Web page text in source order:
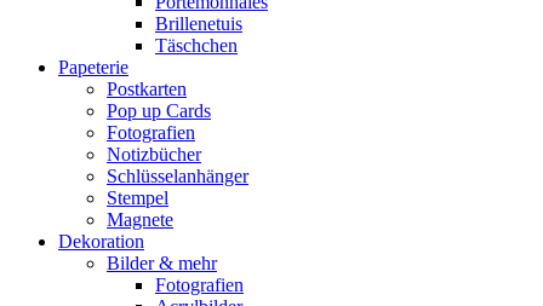
Brillenetuis
Täschchen
Papeterie
Postkarten
Pop up Cards
Fotografien
Notizbücher
Schlüsselanhänger
Stempel
Magnete
Dekoration
Bilder & mehr
Fotografien